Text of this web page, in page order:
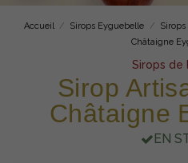
Accueil Sirops Eyguebelle Sirops
Châtaigne
Sirops de
Sirop
Châtaigne
EN